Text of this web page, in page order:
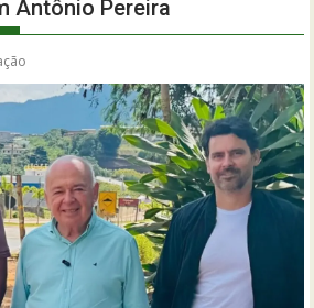
Antônio Pereira